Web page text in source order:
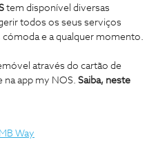
tem disponível diversas
todos os seus serviços
e a qualquer momento.
através do cartão de
app my NOS. Saiba, neste
Way